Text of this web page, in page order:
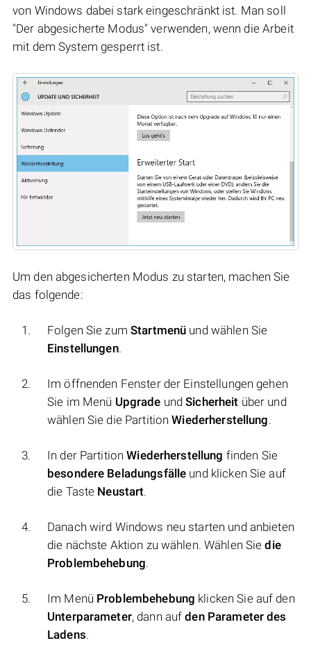
von Windows dabei stark eingeschränkt ist. Man soll
"Der abgesicherte Modus" verwenden, wenn die Arbeit
mit dem System gesperrt ist.
Um den abgesicherten Modus zu starten, machen Sie
das folgende:
Folgen Sie zum Startmenü und wählen Sie
Einstellungen.
Im öffnenden Fenster der Einstellungen gehen
Sie im Menü Upgrade undSicherheit über und
wählen Sie die PartitionWiederherstellung.
In der PartitionWiederherstellung finden Sie
besondere Beladungsfälle und klicken Sie auf
die Taste Neustart.
Danach wird Windows neu starten und anbieten
die nächste Aktion zu wählen. Wählen Siedie
Problembehebung.
Im Menü Problembehebung klicken Sie auf den
Unterparameter, dann aufden Parameter des
Ladens.